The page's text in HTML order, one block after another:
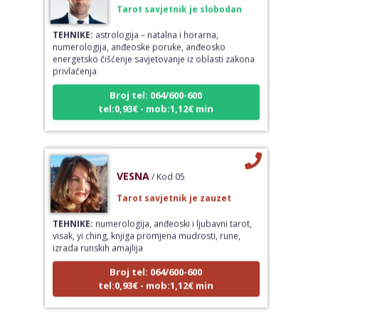
TEHNIKE:astrologija – natalna i horarna,
numerologija, anđeoske poruke, anđeosko
energetsko čišćenje savjetovanje iz oblasti zakona
privlačenja
Broj tel: 064/600-600
tel:0,93€ - mob:1,12€ min
TEHNIKE:numerologija, anđeoski i ljubavni tarot,
visak, yi ching, knjiga promjena mudrosti, rune,
izrada runskih amajlija
Broj tel: 064/600-600
tel:0,93€ - mob:1,12€ min